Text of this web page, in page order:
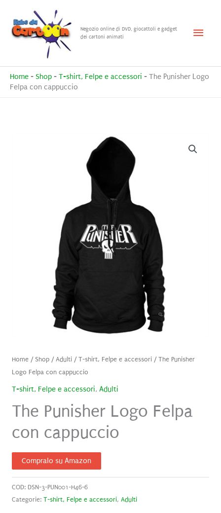
contenuto
Negozio online di DVD, giocattoli e gadget
dei cartoni animati
Menu
Home - Shop - T-shirt, Felpe e accessori - The Punisher Logo
Felpa con cappuccio
Home/ Shop/Adulti/T-shirt, Felpe e accessori/ The Punisher
Logo Felpa con cappuccio
T-shirt, Felpe e accessori, Adulti
The Punisher Logo Felpa
con cappuccio
Compralo su Amazon
COD: DSN-3-PUN001-H46-6
Categorie: T-shirt, Felpe e accessori, Adulti